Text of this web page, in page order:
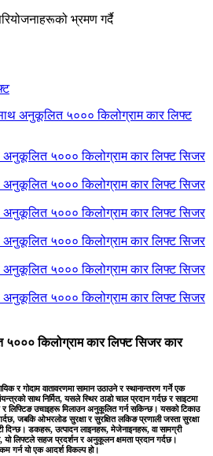
किलोग्राम कार लिफ्ट सिजर कार
र गोदाम वातावरणमा सामान उठाउने र स्थानान्तरण गर्ने एक
साथ निर्मित, यसले स्थिर ठाडो चाल प्रदान गर्दछ र साइटमा
लिफ्टिङ उचाइहरू मिलाउन अनुकूलित गर्न सकिन्छ। यसको टिकाउ
जबकि ओभरलोड सुरक्षा र सुरक्षित लकिङ प्रणाली जस्ता सुरक्षा
दिन्छ। डकहरू, उत्पादन लाइनहरू, मेजेनाइनहरू, वा सामग्री
यो लिफ्टले सहज प्रदर्शन र अनुकूलन क्षमता प्रदान गर्दछ।
गर्न यो एक आदर्श विकल्प हो।